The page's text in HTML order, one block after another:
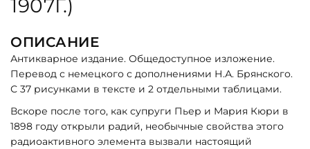
1907Г.)
ОПИСАНИЕ
Антикварное издание. Общедоступное изложение.
Перевод с немецкого с дополнениями Н.А. Брянского.
С 37 рисунками в тексте и 2 отдельными таблицами.
Вскоре после того, как супруги Пьер и Мария Кюри в
1898 году открыли радий, необычные свойства этого
радиоактивного элемента вызвали настоящий